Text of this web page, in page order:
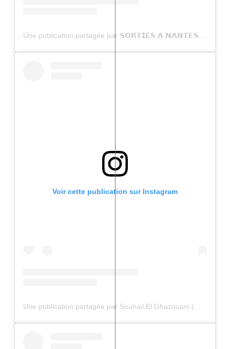
Voir cette publication sur Instagram